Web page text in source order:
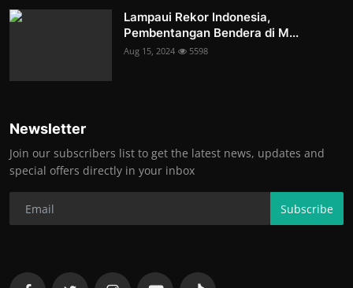
Lampaui Rekor Indonesia,
Pembentangan Bendera di M...
Aug 15, 2024 5598
Newsletter
Join our subscribers list to get the latest news, updates and
special offers directly in your inbox
Subscribe